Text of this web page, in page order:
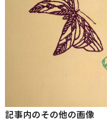
記事内のその他の画像